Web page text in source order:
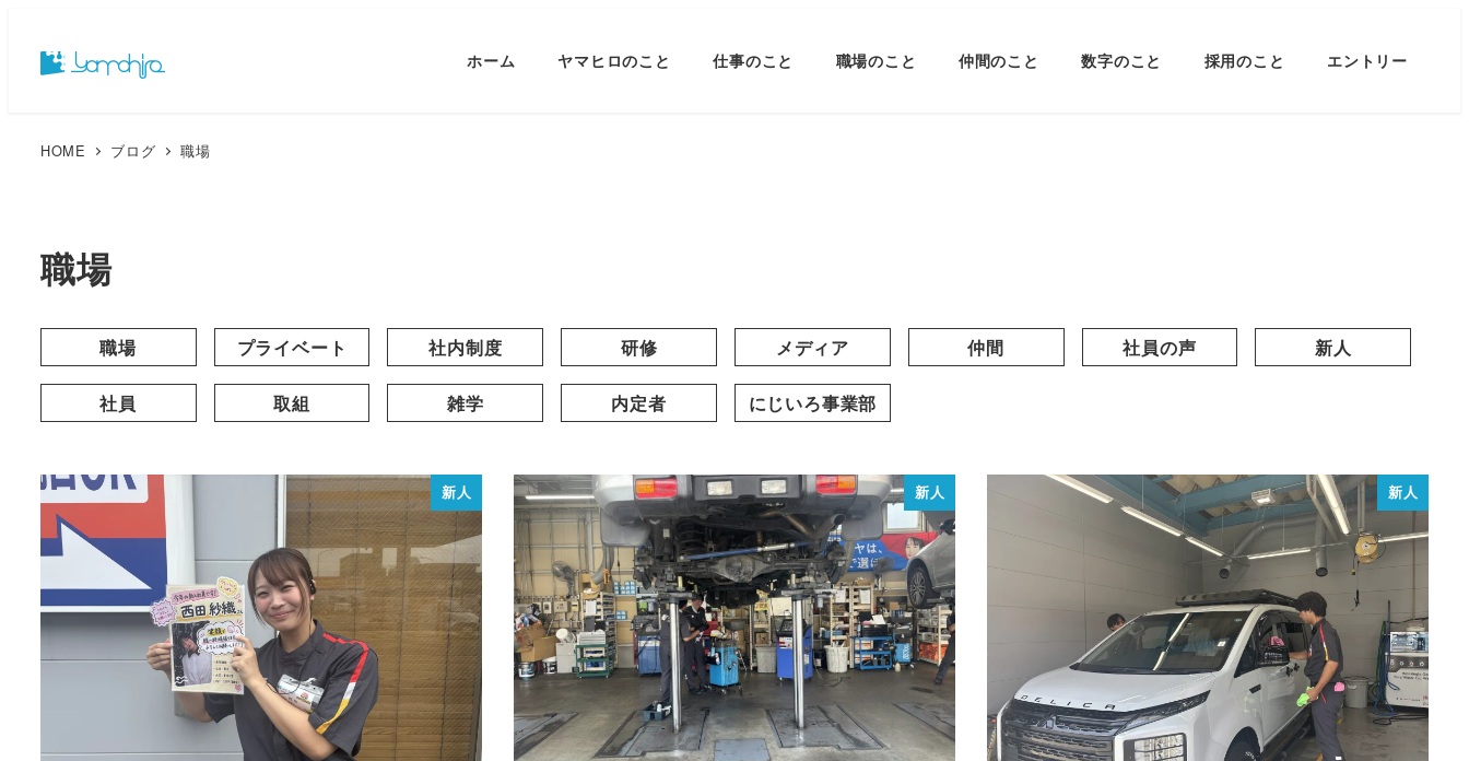
ホーム ヤマヒロのこと 仕事のこと 職場のこと 仲間のこと 数字のこと 採用のこと エントリー
HOME ブログ 職場
職場
職場 プライベート 社内制度 研修 メディア 仲間 社員の声 新人
社員 取組 雑学 内定者 にじいろ事業部
新人 新人 新人